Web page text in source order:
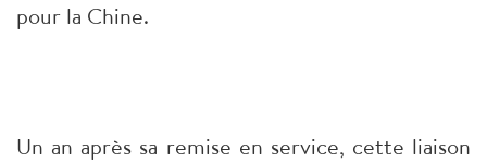
pour la Chine.
Un an après sa remise en service, cette liaison